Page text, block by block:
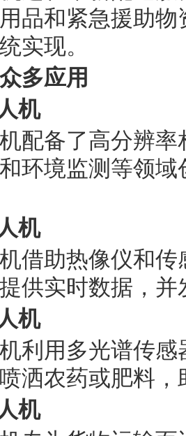
品和紧急援助
实现。
多应用
机
配备了高分辨
环境监测等领
机
借助热像仪和
供实时数据，
机
利用多光谱传
洒农药或肥料
机